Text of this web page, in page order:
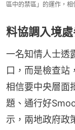
區中的禁區」的運作，相
料協調入境
一名知情人士透
口，而是檢查站
相信要中央層面
題、通行好
示，兩地政府政